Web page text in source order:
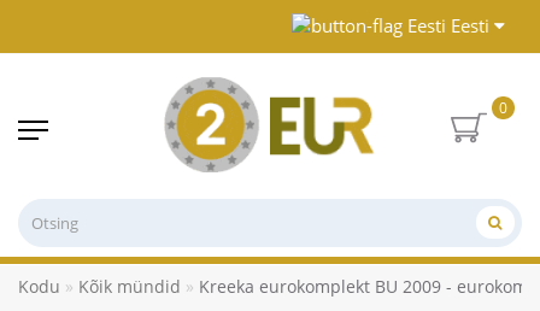
Eesti
0
Kodu Kõik mündid Kreeka eurokomplekt BU 2009 -